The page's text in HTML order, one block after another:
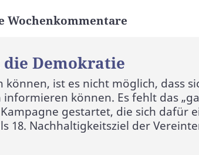
Wochenkommentare
Demokratie
ist es nicht möglich, dass
können. Es fehlt das
gestartet, die sich dafür
18. Nachhaltigkeitsziel der